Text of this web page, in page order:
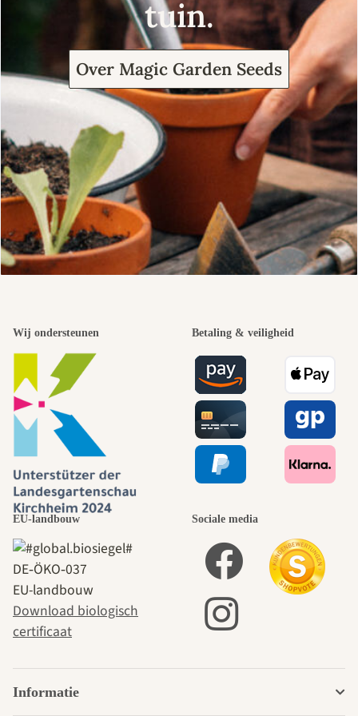
tuin.
Over Magic Garden Seeds
Wij ondersteunen Betaling & veiligheid
EU-landbouw
DE‑ÖKO‑037
EU-landbouw
Download biologisch
certificaat
Sociale media
Informatie